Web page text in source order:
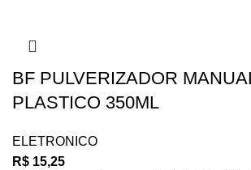
BF PULVERIZADOR
PLASTICO 350ML
ELETRONICO
R$ 15,25